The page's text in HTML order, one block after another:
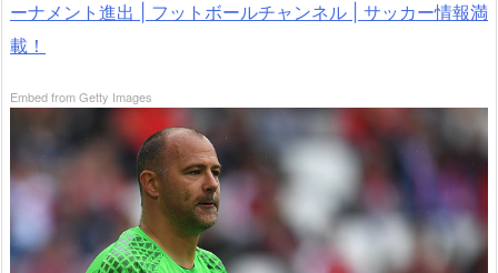
ーナメント進出 | フットボールチャンネル | サッカー情報満
載！
Embed from Getty Images